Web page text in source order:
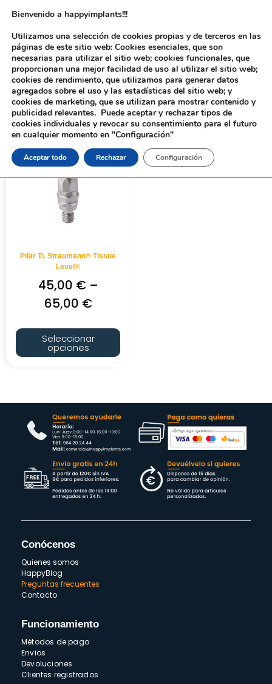
Inicio/ Productos etiquetados “715”
Pilar Ti. Straumann® Tissue
Level®
45,00 €–
65,00 €
Seleccionar
opciones
Conócenos
Quienes somos
HappyBlog
Preguntas frecuentes
Contacto
Funcionamiento
Métodos de pago
Envios
Devoluciones
Clientes registrados
Bienvenido a happyimplants!!!
Utilizamos una selección de cookies propias y de terceros en las
páginas de este sitio web: Cookies esenciales, que son
necesarias para utilizar el sitio web; cookies funcionales, que
proporcionan una mejor facilidad de uso al utilizar el sitio web;
cookies de rendimiento, que utilizamos para generar datos
agregados sobre el uso y las estadísticas del sitio web; y
cookies de marketing, que se utilizan para mostrar contenido y
publicidad relevantes. Puede aceptar y rechazar tipos de
cookies individuales y revocar su consentimiento para el futuro
en cualquier momento en "Configuración"
Aceptar todo Rechazar Configuración